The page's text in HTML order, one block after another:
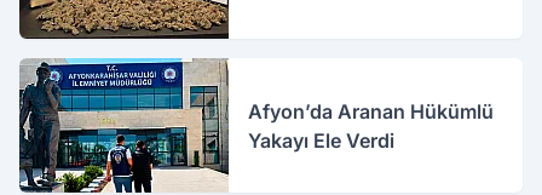
Afyon’da Aranan Hükümlü
Yakayı Ele Verdi